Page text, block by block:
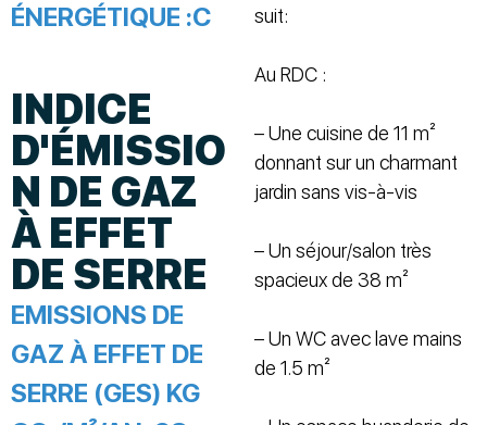
ÉNERGÉTIQUE :C
INDICE
D'ÉMISSIO
N DE GAZ
À EFFET
DE SERRE
EMISSIONS DE
GAZ À EFFET DE
SERRE (GES) KG
suit:
Au RDC :
– Une cuisine de 11 m²
donnant sur un charmant
jardin sans vis-à-vis
– Un séjour/salon très
spacieux de 38 m²
– Un WC avec lave mains
de 1.5 m²